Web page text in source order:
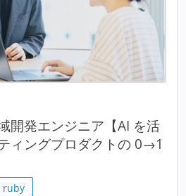
開発エンジニア【AI を活
ィングプロダクトの 0→1
ruby